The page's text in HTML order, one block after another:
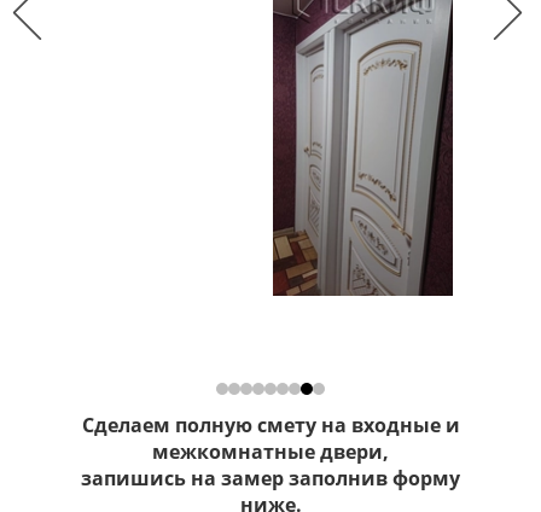
Сделаем полную смету на входные и
межкомнатные двери,
запишись на замер заполнив форму
ниже.